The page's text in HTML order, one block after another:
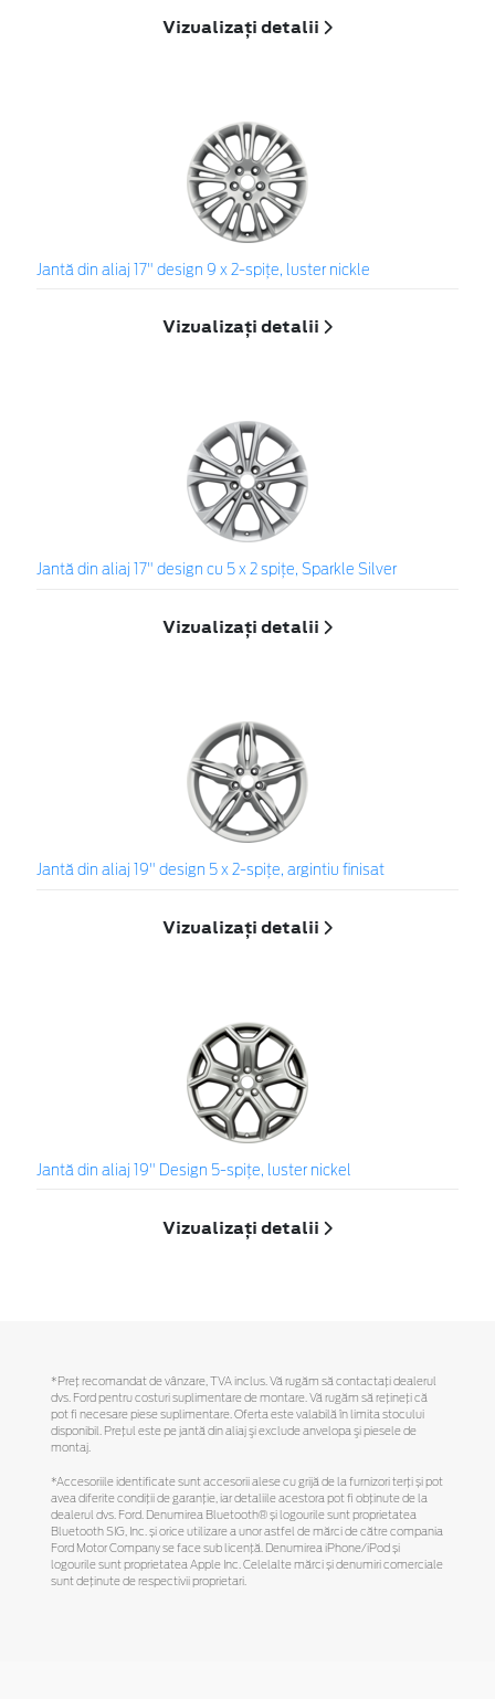
Vizualizați detalii
Jantă din aliaj 17" design 9 x 2-spiţe, luster nickle
Vizualizați detalii
Jantă din aliaj 17" design cu 5 x 2 spiţe, Sparkle Silver
Vizualizați detalii
Jantă din aliaj 19" design 5 x 2-spiţe, argintiu finisat
Vizualizați detalii
Jantă din aliaj 19" Design 5-spiţe, luster nickel
Vizualizați detalii
*Preţ recomandat de vânzare, TVA inclus. Vă rugăm să contactaţi dealerul
dvs. Ford pentru costuri suplimentare de montare. Vă rugăm să reţineţi că
pot fi necesare piese suplimentare. Oferta este valabilă în limita stocului
disponibil. Preţul este pe jantă din aliaj şi exclude anvelopa şi piesele de
montaj.
*Accesoriile identificate sunt accesorii alese cu grijă de la furnizori terți și pot
avea diferite condiții de garanție, iar detaliile acestora pot fi obținute de la
dealerul dvs. Ford. Denumirea Bluetooth® și logourile sunt proprietatea
Bluetooth SIG, Inc. și orice utilizare a unor astfel de mărci de către compania
Ford Motor Company se face sub licență. Denumirea iPhone/iPod și
logourile sunt proprietatea Apple Inc. Celelalte mărci și denumiri comerciale
sunt deținute de respectivii proprietari.